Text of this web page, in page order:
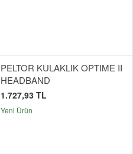
PELTOR KULAKLIK OPTIME II
HEADBAND
1.727,93 TL
Yeni Ürün